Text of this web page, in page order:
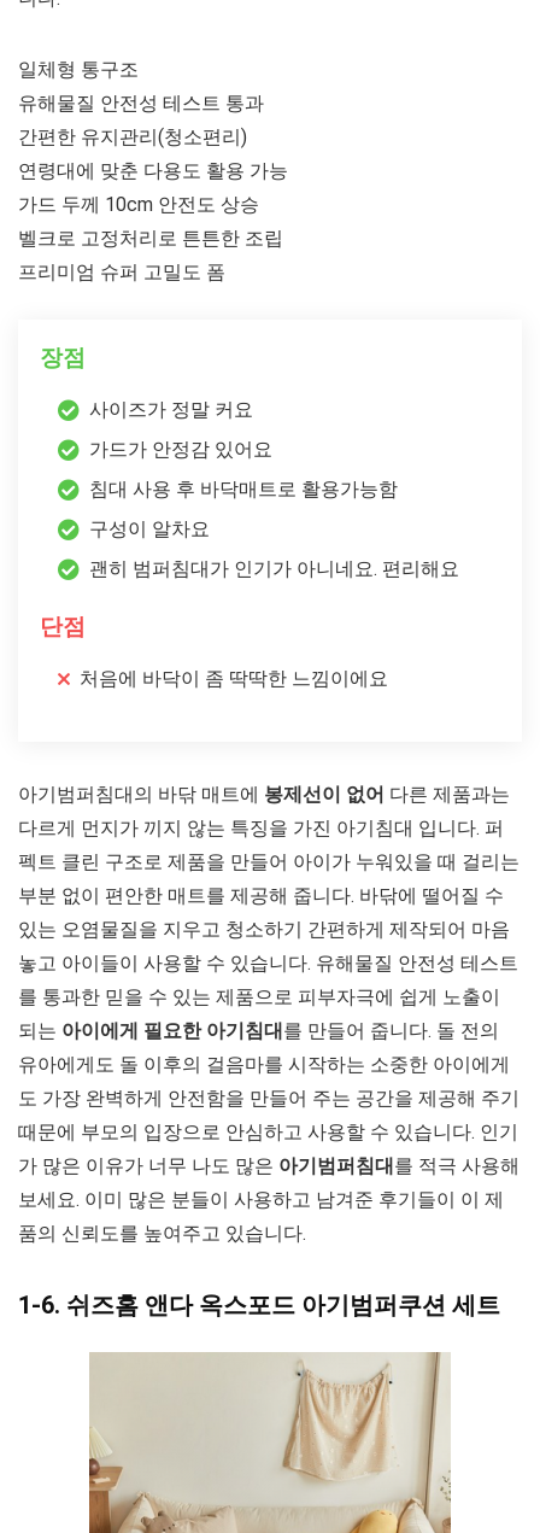
일체형 통구조
유해물질 안전성 테스트 통과
간편한 유지관리(청소편리)
연령대에 맞춘 다용도 활용 가능
가드 두께 10cm 안전도 상승
벨크로 고정처리로 튼튼한 조립
프리미엄 슈퍼 고밀도 폼
장점
사이즈가 정말 커요
가드가 안정감 있어요
침대 사용 후 바닥매트로 활용가능함
구성이 알차요
괜히 범퍼침대가 인기가 아니네요. 편리해요
단점
처음에 바닥이 좀 딱딱한 느낌이에요
아기범퍼침대의 바닦 매트에 봉제선이 없어 다른 제품과는
다르게 먼지가 끼지 않는 특징을 가진 아기침대 입니다. 퍼
펙트 클린 구조로 제품을 만들어 아이가 누워있을 때 걸리는
부분 없이 편안한 매트를 제공해 줍니다. 바닦에 떨어질 수
있는 오염물질을 지우고 청소하기 간편하게 제작되어 마음
놓고 아이들이 사용할 수 있습니다. 유해물질 안전성 테스트
를 통과한 믿을 수 있는 제품으로 피부자극에 쉽게 노출이
되는 아이에게 필요한 아기침대를 만들어 줍니다. 돌 전의
유아에게도 돌 이후의 걸음마를 시작하는 소중한 아이에게
도 가장 완벽하게 안전함을 만들어 주는 공간을 제공해 주기
때문에 부모의 입장으로 안심하고 사용할 수 있습니다. 인기
가 많은 이유가 너무 나도 많은 아기범퍼침대를 적극 사용해
보세요. 이미 많은 분들이 사용하고 남겨준 후기들이 이 제
품의 신뢰도를 높여주고 있습니다.
1-6. 쉬즈홈 앤다 옥스포드 아기범퍼쿠션 세트